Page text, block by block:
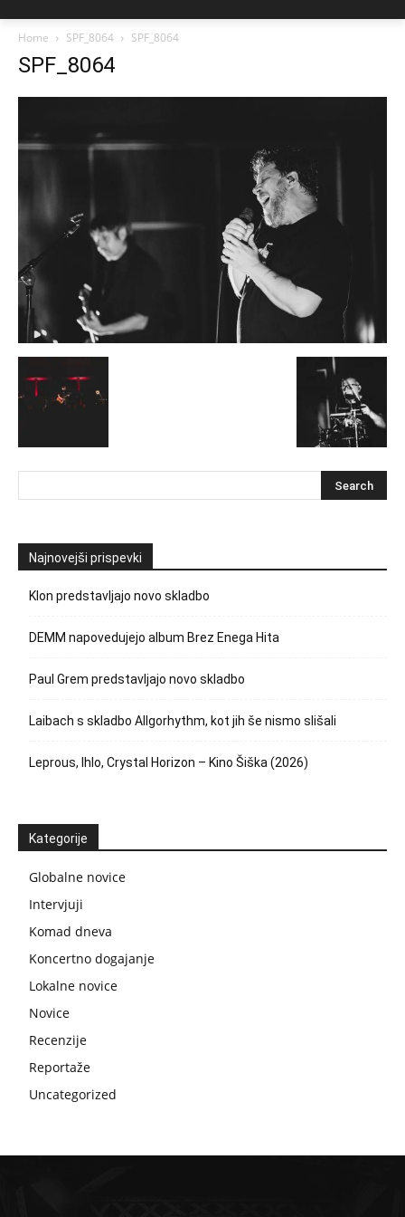
Home SPF_8064 SPF_8064
SPF_8064
Najnovejši prispevki
Klon predstavljajo novo skladbo
DEMM napovedujejo album Brez Enega Hita
Paul Grem predstavljajo novo skladbo
Laibach s skladbo Allgorhythm, kot jih še nismo slišali
Leprous, Ihlo, Crystal Horizon – Kino Šiška (2026)
Kategorije
Globalne novice
Intervjuji
Komad dneva
Koncertno dogajanje
Lokalne novice
Novice
Recenzije
Reportaže
Uncategorized